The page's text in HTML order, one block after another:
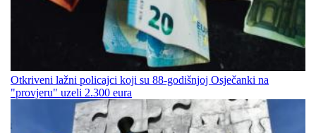
Otkriveni lažni policajci koji su 88-godišnjoj Osječanki na
"provjeru" uzeli 2.300 eura